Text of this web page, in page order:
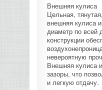
Внешняя кулиса
Цельная,
внешняя кулиса
диаметр по всей
конструкции
невероятную
Внешняя кулиса
зазоры, что
и легкую отдачу.